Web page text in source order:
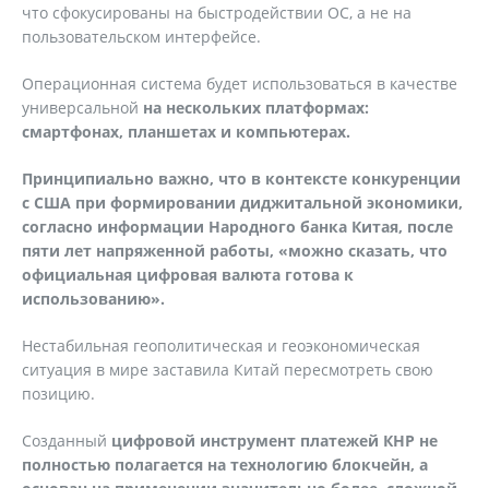
что сфокусированы на быстродействии ОС, а не на
пользовательском интерфейсе.
Операционная система будет использоваться в качестве
универсальной на нескольких платформах:
смартфонах, планшетах и компьютерах.
Принципиально важно, что в контексте конкуренции
с США при формировании диджитальной экономики,
согласно информации Народного банка Китая, после
пяти лет напряженной работы, «можно сказать, что
официальная цифровая валюта готова к
использованию».
Нестабильная геополитическая и геоэкономическая
ситуация в мире заставила Китай пересмотреть свою
позицию.
Созданный цифровой инструмент платежей КНР не
полностью полагается на технологию блокчейн, а